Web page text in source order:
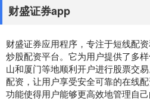
财盛证券app
财盛证券应用程序，专注于短线配
炒股配资平台。它为用户提供了多
山和厦门等地顺利开户进行股票交
配资，让用户享受安全可靠的在线
功能使得用户能够更高效地管理自己